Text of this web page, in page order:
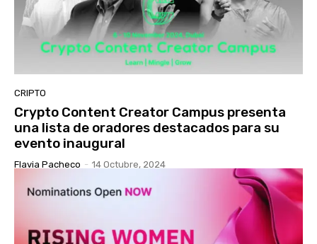
CRIPTO
Crypto Content Creator Campus presenta
una lista de oradores destacados para su
evento inaugural
Flavia Pacheco - 14 Octubre, 2024